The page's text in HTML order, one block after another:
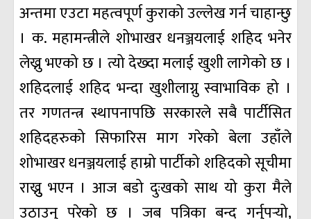
अन्तमा एउटा महत्वपूर्ण कुराको उल्लेख गर्न चाहान्छु
। क. महामन्त्रीले शोभाखर धनञ्जयलाई शहिद भनेर
लेख्नु भएको छ । त्यो देख्दा मलाई खुशी लागेको छ ।
शहिदलाई शहिद भन्दा खुशीलाग्नु स्वाभाविक हो ।
तर गणतन्त्र स्थापनापछि सरकारले सबै पार्टीसित
शहिदहरुको सिफारिस माग गरेको बेला उहाँले
शोभाखर धनञ्जयलाई हाम्रो पार्टीको शहिदको सूचीमा
राख्नुु भएन । आज बडो दुःखको साथ यो कुरा मैले
उठाउनु परेको छ । जब पत्रिका बन्द गर्नुपर्‍यो,